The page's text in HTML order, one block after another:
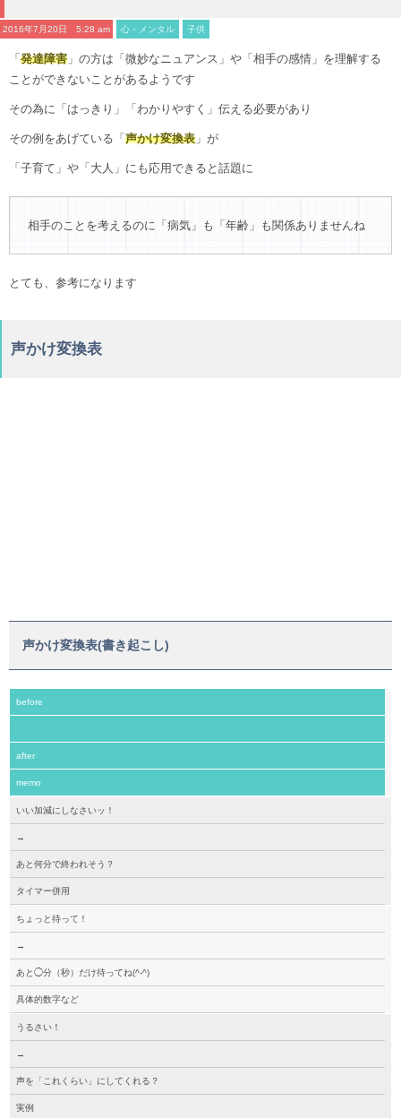
2016年7月20日 5:28 am 心・メンタル 子供
「 発達障害 」の方は「微妙なニュアンス」や「相手の感情」を理解する
ことができないことがあるようです
その為に「はっきり」「わかりやすく」伝える必要があり
その例をあげている「 声かけ変換表 」が
「子育て」や「大人」にも応用できると話題に
相手のことを考えるのに「病気」も「年齢」も関係ありませんね
とても、参考になります
声かけ変換表
声かけ変換表(書き起こし)
before
after
memo
いい加減にしなさいッ！
→
あと何分で終われそう？
タイマー併用
ちょっと待って！
→
あと◯分（秒）だけ待ってね(^-^)
具体的数字など
うるさい！
→
声を「これくらい」にしてくれる？
実例